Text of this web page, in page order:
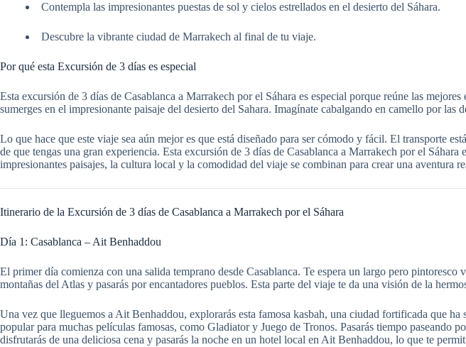
Contempla las impresionantes puestas de sol y cielos estrellados en el desierto del Sáhara.
Descubre la vibrante ciudad de Marrakech al final de tu viaje.
Por qué esta Excursión de 3 días es especial
Esta excursión de 3 días de Casablanca a Marrakech por el Sáhara es especial porque reúne las
sumerges en el impresionante paisaje del desierto del Sahara. Imagínate cabalgando en camello por
Lo que hace que este viaje sea aún mejor es que está diseñado para ser cómodo y fácil. El transporte
de que tengas una gran experiencia. Esta excursión de 3 días de Casablanca a Marrakech por el
impresionantes paisajes, la cultura local y la comodidad del viaje se combinan para crear una aventura
Itinerario de la Excursión de 3 días de Casablanca a Marrakech por el Sáhara
Día 1: Casablanca – Ait Benhaddou
El primer día comienza con una salida temprano desde Casablanca. Te espera un largo pero
montañas del Atlas y pasarás por encantadores pueblos. Esta parte del viaje te da una visión de la
Una vez que lleguemos a Ait Benhaddou, explorarás esta famosa kasbah, una ciudad fortificada que
popular para muchas películas famosas, como Gladiator y Juego de Tronos. Pasarás tiempo
disfrutarás de una deliciosa cena y pasarás la noche en un hotel local en Ait Benhaddou, lo que te